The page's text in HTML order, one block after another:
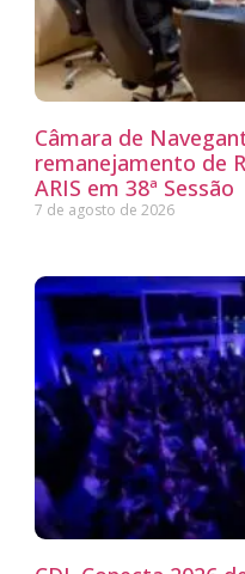
Câmara de
remanejamento de
ARIS em 38ª Sessão
7 de agosto de 2026